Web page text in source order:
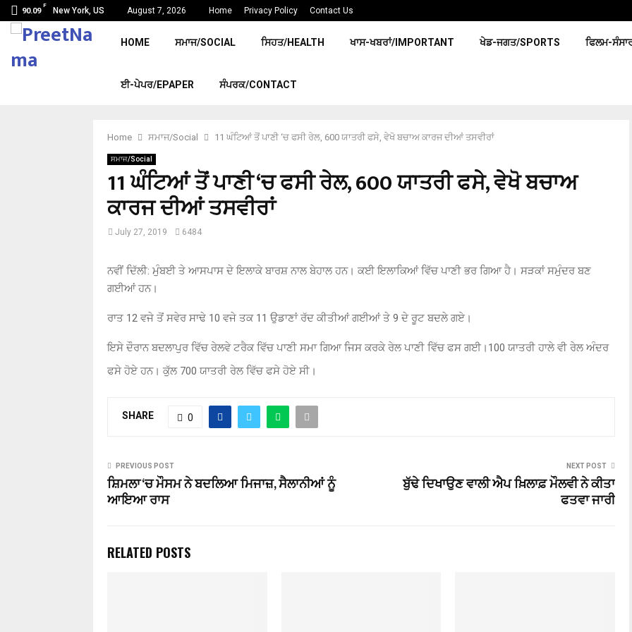
90.09
F
New York, US August 7, 2026 Home Privacy Policy Contact Us
HOME ਸਮਾਜ/SOCIAL ਸਿਹਤ/HEALTH ਖਾਸ-ਖਬਰਾਂ/IMPORTANT ਖੇਡ-ਜਗਤ/SPORTS ਫਿਲਮ-
ਈ-ਪੇਪਰ/EPAPER ਸੰਪਰਕ/CONTACT
Home ਸਮਾਜ/Social 11 ਘੰਟਿਆਂ ਤੋਂ ਪਾਣੀ ‘ਚ ਫਸੀ ਰੇਲ, 600 ਯਾਤਰੀ ਫਸੇ, ਵੇਖੋ ਬਚਾਅ ਕਾਰਜ ਦੀਆਂ ਤਸਵੀਰਾਂ
ਸਮਾਜ/Social
11 ਘੰਟਿਆਂ ਤੋਂ ਪਾਣੀ ‘ਚ ਫਸੀ ਰੇਲ, 600 ਯਾਤਰੀ ਫਸੇ, ਵੇਖੋ ਬਚਾਅ
ਕਾਰਜ ਦੀਆਂ ਤਸਵੀਰਾਂ
July 27, 2019 6484
ਨਵੀਂ ਦਿੱਲੀ: ਮੁੰਬਈ ਤੇ ਆਸਪਾਸ ਦੇ ਇਲਾਕੇ ਬਾਰਸ਼ ਨਾਲ ਬੇਹਾਲ ਹਨ। ਕਈ ਇਲਾਕਿਆਂ ਵਿੱਚ ਪਾਣੀ ਭਰ ਗਿਆ ਹੈ। ਸੜਕਾਂ ਸਮੁੰਦਰ ਬਣ
ਗਈਆਂ ਹਨ।
ਰਾਤ 12 ਵਜੇ ਤੋਂ ਸਵੇਰ ਸਾਢੇ 10 ਵਜੇ ਤਕ 11 ਉਡਾਣਾਂ ਰੱਦ ਕੀਤੀਆਂ ਗਈਆਂ ਤੇ 9 ਦੇ ਰੂਟ ਬਦਲੇ ਗਏ।
ਇਸੇ ਦੌਰਾਨ ਬਦਲਾਪੁਰ ਵਿੱਚ ਰੇਲਵੇ ਟਰੈਕ ਵਿੱਚ ਪਾਣੀ ਸਮਾ ਗਿਆ ਜਿਸ ਕਰਕੇ ਰੇਲ ਪਾਣੀ ਵਿੱਚ ਫਸ ਗਈ।100 ਯਾਤਰੀ ਹਾਲੇ ਵੀ ਰੇਲ ਅੰਦਰ
ਫਸੇ ਹੋਏ ਹਨ। ਕੁੱਲ 700 ਯਾਤਰੀ ਰੇਲ ਵਿੱਚ ਫਸੇ ਹੋਏ ਸੀ।
SHARE 0
PREVIOUS POST
ਸ਼ਿਮਲਾ ‘ਚ ਮੌਸਮ ਨੇ ਬਦਲਿਆ ਮਿਜਾਜ਼, ਸੈਲਾਨੀਆਂ ਨੂੰ
ਆਇਆ ਰਾਸ
NEXT POST
ਬੁੱਢੇ ਦਿਖਾਉਣ ਵਾਲੀ ਐਪ ਖ਼ਿਲਾਫ਼ ਮੌਲਵੀ ਨੇ ਕੀਤਾ
ਫਤਵਾ ਜਾਰੀ
RELATED POSTS